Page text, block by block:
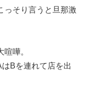
っそり言うと旦那激
嘩。
Bを連れて店を出